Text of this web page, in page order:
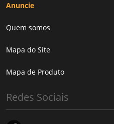
Anuncie
Quem somos
Mapa do Site
Mapa de Produto
Redes Sociais